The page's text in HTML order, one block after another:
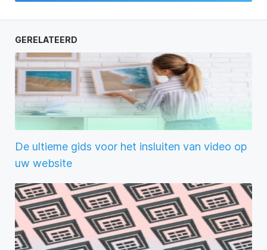
GERELATEERD
De ultieme gids voor het insluiten van video op
uw website